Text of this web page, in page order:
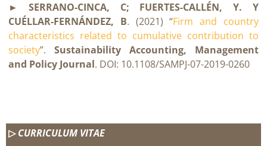
► SERRANO-CINCA, C; FUERTES-CALLÉN, Y. Y
CUÉLLAR-FERNÁNDEZ, B. (2021) “Firm and country
characteristics related to cumulative contribution to
society”.Sustainability Accounting, Management
and Policy Journal. DOI: 10.1108/SAMPJ-07-2019-0260
▷CURRICULUM VITAE